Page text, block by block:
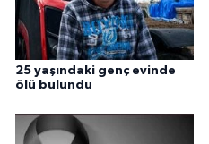
25 yaşındaki genç evinde
ölü bulundu